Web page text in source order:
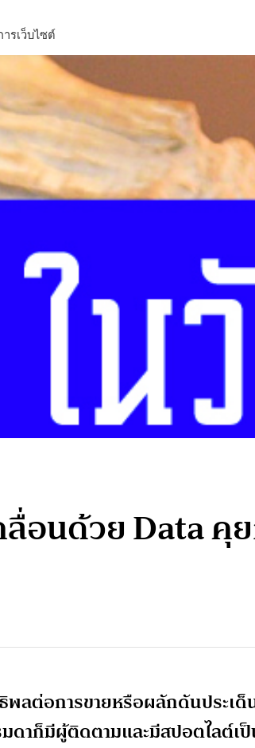
อนด้วย Data
ลต่อการขายหรือผลักดันประเด็
ดาก็มีผู้ติดตามและมีสปอตไลต์เ
รเว็บไซต์